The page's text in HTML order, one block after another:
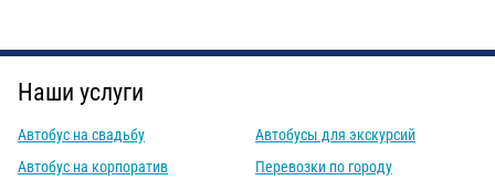
Наши услуги
Автобус на свадьбу
Автобус на корпоратив
Автобусы для экскурсий
Перевозки по городу